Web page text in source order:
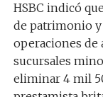
HSBC indicó
de patrimonio y
operaciones de
sucursales
eliminar 4 mil